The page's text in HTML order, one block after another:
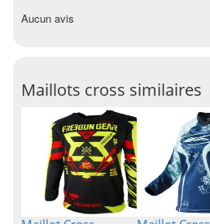
Aucun avis
Maillots cross similaires